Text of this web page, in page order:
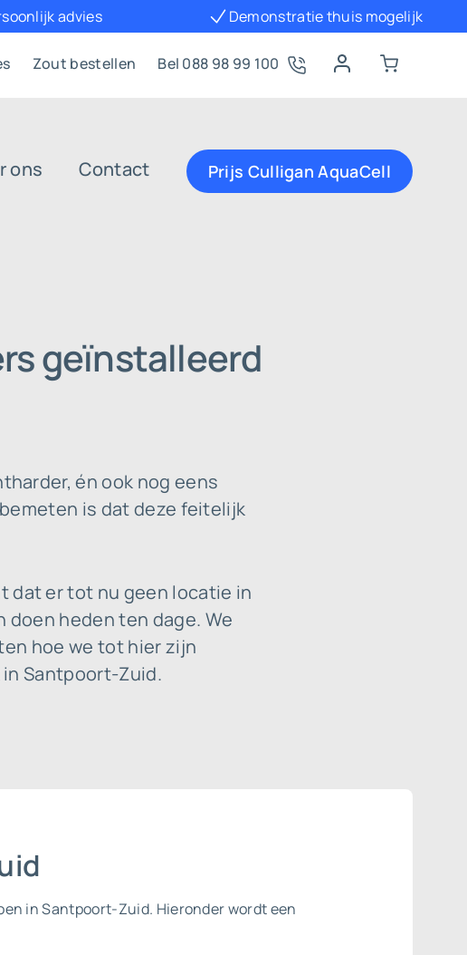
advies Demonstratie thuis mogelijk
Zout bestellen Bel 088 98 99 100
ons Contact Prijs Culligan AquaCell
geïnstalleerd
én ook nog eens
is dat deze feitelijk
dat er tot nu geen locatie in
doen heden ten dage. We
hoe we tot hier zijn
Santpoort-Zuid.
in Santpoort-Zuid. Hieronder wordt een